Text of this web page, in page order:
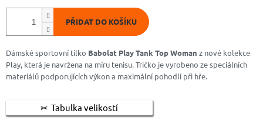
PŘIDAT DO KOŠÍKU
Dámské sportovní tílko Babolat Play Tank Top Woman z nové kolekce
Play, která je navržena na míru tenisu. Tričko je vyrobeno ze speciálních
materiálů podporujících výkon a maximální pohodlí při hře.
Tabulka velikostí